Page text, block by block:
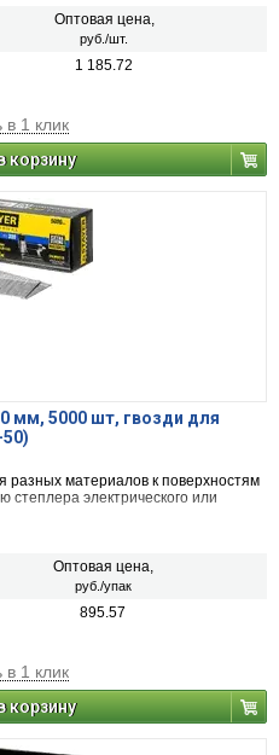
Оптовая цена,
руб./шт.
1 185.72
в 1 клик
корзину
мм, 5000 шт, гвозди для
разных материалов к поверхностям
электрического или
Оптовая цена,
руб./упак
895.57
в 1 клик
корзину